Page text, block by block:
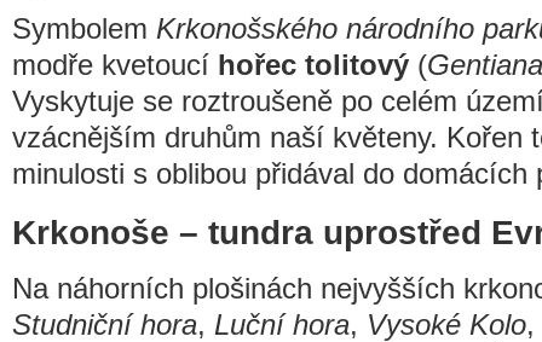
Symbolem Krkonošského národního
modře kvetoucí hořec tolitový (
Vyskytuje se roztroušeně po celém
vzácnějším druhům naší květeny. Kořen
minulosti s oblibou přidával do domácích
Krkonoše – tundra uprostřed
Na náhorních plošinách nejvyšších
Studniční hora, Luční hora, Vysoké Kolo,